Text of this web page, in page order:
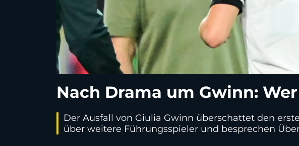
Nach Drama um Gwinn:
Der Ausfall von Giulia Gwinn überschattet den
über weitere Führungsspieler und besprechen